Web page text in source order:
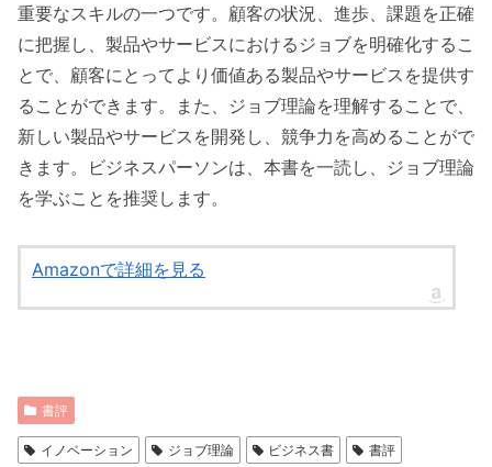
重要なスキルの一つです。顧客の状況、進歩、課題を正確
に把握し、製品やサービスにおけるジョブを明確化するこ
とで、顧客にとってより価値ある製品やサービスを提供す
ることができます。また、ジョブ理論を理解することで、
新しい製品やサービスを開発し、競争力を高めることがで
きます。ビジネスパーソンは、本書を一読し、ジョブ理論
を学ぶことを推奨します。
Amazonで詳細を見る
書評
イノベーション ジョブ理論 ビジネス書 書評